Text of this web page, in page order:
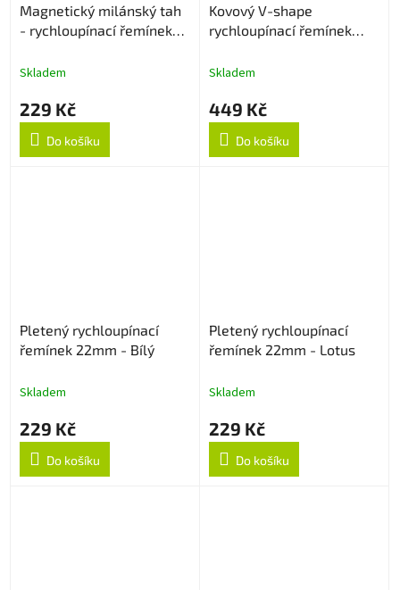
Magnetický milánský tah
- rychloupínací řemínek
Skladem
229 Kč
Do košíku
Kovový V-shape
rychloupínací řemínek
Skladem
449 Kč
Do košíku
Pletený rychloupínací
řemínek 22mm - Bílý
Skladem
229 Kč
Do košíku
Pletený rychloupínací
řemínek 22mm - Lotus
Skladem
229 Kč
Do košíku